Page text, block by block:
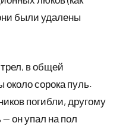
были удалены
в общей
сорока пуль.
погибли, другому
он упал на пол